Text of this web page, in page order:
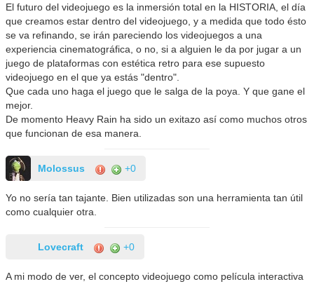
El futuro del videojuego es la inmersión total en la HISTORIA, el día
que creamos estar dentro del videojuego, y a medida que todo ésto
se va refinando, se irán pareciendo los videojuegos a una
experiencia cinematográfica, o no, si a alguien le da por jugar a un
juego de plataformas con estética retro para ese supuesto
videojuego en el que ya estás "dentro".
Que cada uno haga el juego que le salga de la poya. Y que gane el
mejor.
De momento Heavy Rain ha sido un exitazo así como muchos otros
que funcionan de esa manera.
Molossus +0
Yo no sería tan tajante. Bien utilizadas son una herramienta tan útil
como cualquier otra.
Lovecraft +0
A mi modo de ver, el concepto videojuego como película interactiva